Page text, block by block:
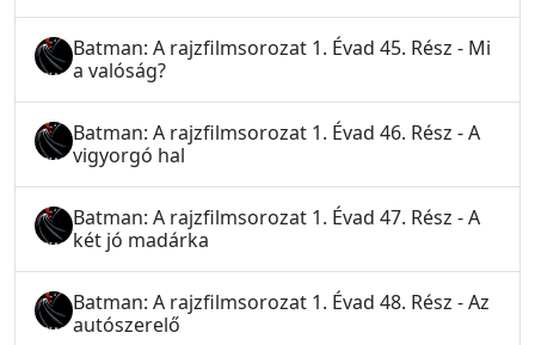
Batman: A rajzfilmsorozat 1. Évad 45. Rész - Mi
a valóság?
Batman: A rajzfilmsorozat 1. Évad 46. Rész - A
vigyorgó hal
Batman: A rajzfilmsorozat 1. Évad 47. Rész - A
két jó madárka
Batman: A rajzfilmsorozat 1. Évad 48. Rész - Az
autószerelő